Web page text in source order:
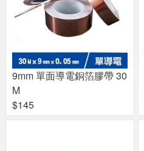
9mm 單面導電銅箔膠帶 30
M
$145